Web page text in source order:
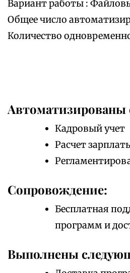
Вариант работы :
Общее число
Количество
Кадровый учет
Расчет
Сопровождение:
Бесплатная
программ и
Выполнены